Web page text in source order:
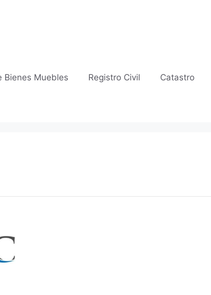
Bienes Muebles Registro Civil Catastro